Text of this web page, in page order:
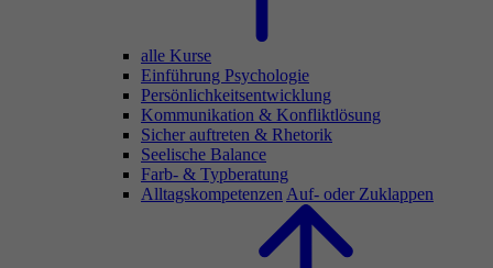
alle Kurse
Einführung Psychologie
Persönlichkeitsentwicklung
Kommunikation & Konfliktlösung
Sicher auftreten & Rhetorik
Seelische Balance
Farb- & Typberatung
Alltagskompetenzen Auf- oder Zuklappen